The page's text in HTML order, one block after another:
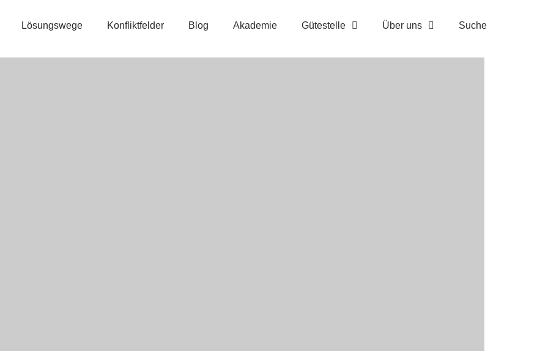
Lösungswege Konfliktfelder Blog Akademie Gütestelle Über uns Suche